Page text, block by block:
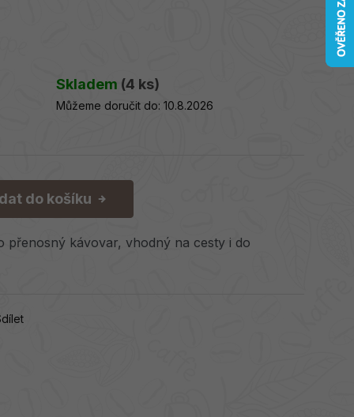
Skladem (4 ks)
Můžeme doručit do: 10.8.2026
do košíku
přenosný kávovar, vhodný na cesty i do